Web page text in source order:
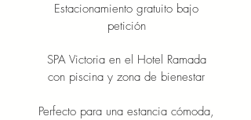
Estacionamiento gratuito bajo
petición
SPA Victoria en el Hotel Ramada
con piscina y zona de bienestar
Perfecto para una estancia cómoda,